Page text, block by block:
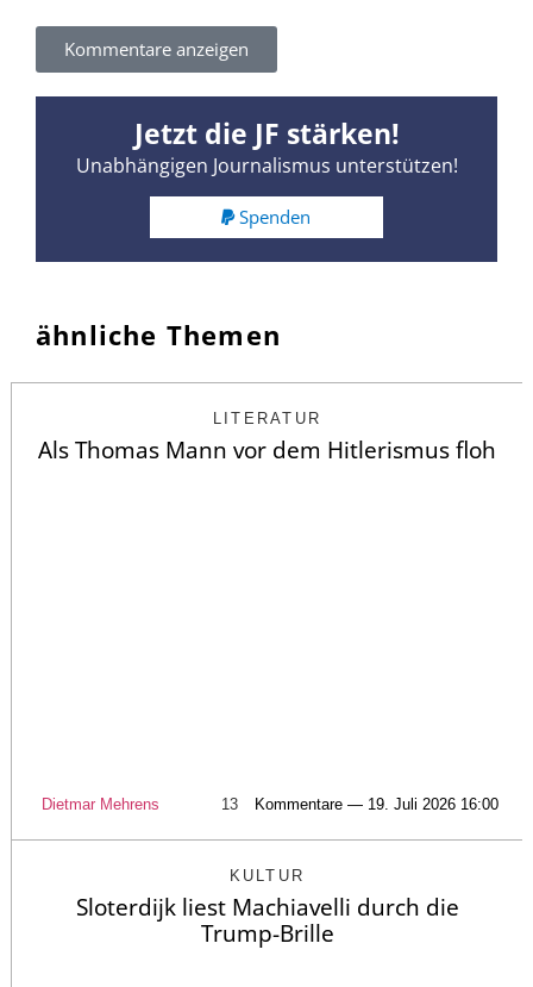
Kommentare anzeigen
Jetzt die JF stärken!
Unabhängigen Journalismus unterstützen!
Spenden
ähnliche Themen
LITERATUR
Als Thomas Mann vor dem Hitlerismus floh
Dietmar Mehrens 13 Kommentare — 19. Juli 2026 16:00
KULTUR
Sloterdijk liest Machiavelli durch die
Trump-Brille